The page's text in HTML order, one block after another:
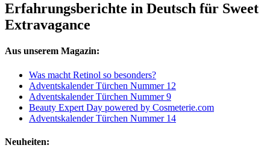
Erfahrungsberichte in Deutsch für Sweet
Extravagance
Aus unserem Magazin:
Was macht Retinol so besonders?
Adventskalender Türchen Nummer 12
Adventskalender Türchen Nummer 9
Beauty Expert Day powered by Cosmeterie.com
Adventskalender Türchen Nummer 14
Neuheiten: